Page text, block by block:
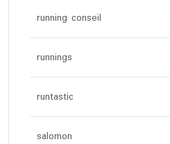
running conseil
runnings
runtastic
salomon